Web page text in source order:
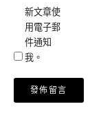
新文章使
用電子郵
件通知
我。